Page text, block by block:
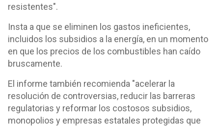
resistentes".
Insta a que se eliminen los gastos ineficientes,
incluidos los subsidios a la energía, en un momento
en que los precios de los combustibles han caído
bruscamente.
El informe también recomienda "acelerar la
resolución de controversias, reducir las barreras
regulatorias y reformar los costosos subsidios,
monopolios y empresas estatales protegidas que